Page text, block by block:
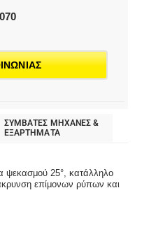
ΣΥΜΒΑΤΕΣ ΜΗΧΑΝΕΣ &
ΕΞΑΡΤΗΜΑΤΑ
ψεκασμού 25°, κατάλληλο
επίμονων ρύπων και